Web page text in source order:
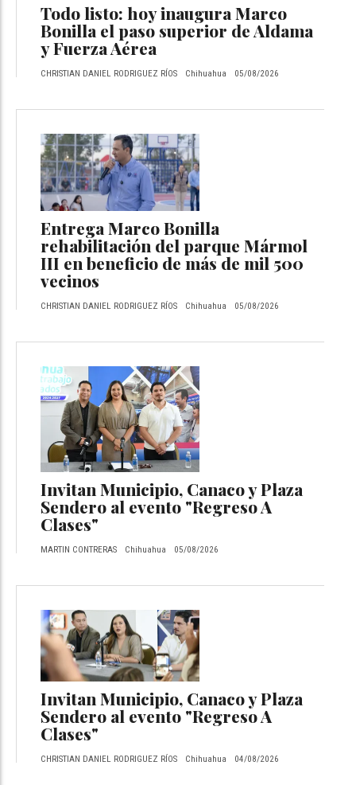
Todo listo: hoy inaugura Marco
Bonilla el paso superior de Aldama
y Fuerza Aérea
CHRISTIAN DANIEL RODRIGUEZ RÍOS Chihuahua 05/08/2026
Entrega Marco Bonilla
rehabilitación del parque Mármol
III en beneficio de más de mil 500
vecinos
CHRISTIAN DANIEL RODRIGUEZ RÍOS Chihuahua 05/08/2026
Invitan Municipio, Canaco y Plaza
Sendero al evento "Regreso A
Clases"
MARTIN CONTRERAS Chihuahua 05/08/2026
Invitan Municipio, Canaco y Plaza
Sendero al evento "Regreso A
Clases"
CHRISTIAN DANIEL RODRIGUEZ RÍOS Chihuahua 04/08/2026